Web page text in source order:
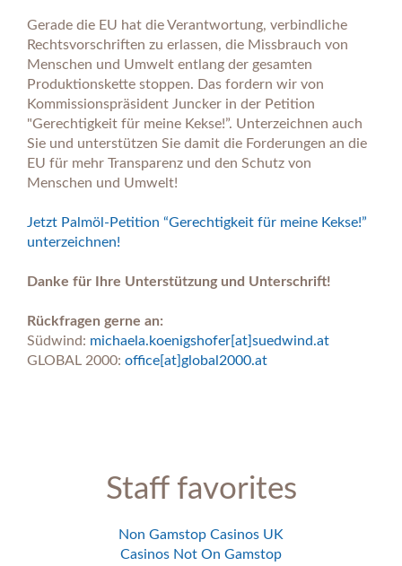
Gerade die EU hat die Verantwortung, verbindliche
Rechtsvorschriften zu erlassen, die Missbrauch von
Menschen und Umwelt entlang der gesamten
Produktionskette stoppen. Das fordern wir von
Kommissionspräsident Juncker in der Petition
"Gerechtigkeit für meine Kekse!”. Unterzeichnen auch
Sie und unterstützen Sie damit die Forderungen an die
EU für mehr Transparenz und den Schutz von
Menschen und Umwelt!
Jetzt Palmöl-Petition “Gerechtigkeit für meine Kekse!”
unterzeichnen!
Danke für Ihre Unterstützung und Unterschrift!
Rückfragen gerne an:
Südwind: michaela.koenigshofer[at]suedwind.at
GLOBAL 2000: office[at]global2000.at
Staff favorites
Non Gamstop Casinos UK
Casinos Not On Gamstop